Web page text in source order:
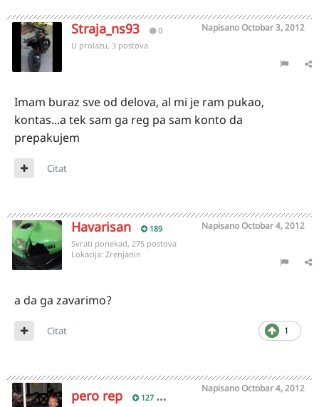
Straja_ns93 0 NapisanoOctobar 3, 2012
U prolazu, 3 postova
Imam buraz sve od delova, al mi je ram pukao,
kontas...a tek sam ga reg pa sam konto da
prepakujem
Citat
Havarisan 189 NapisanoOctobar 4, 2012
Svrati ponekad, 275 postova
Lokacija: Zrenjanin
a da ga zavarimo?
1
Citat
pero rep 127
NapisanoOctobar 4, 2012